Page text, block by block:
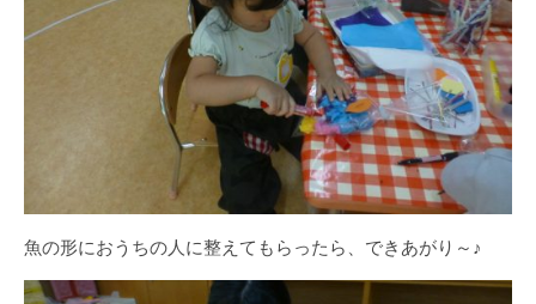
魚の形におうちの人に整えてもらったら、できあがり～♪